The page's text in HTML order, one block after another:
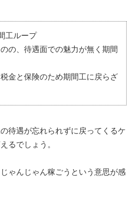
工ループ
の、待遇面での魅力が無く期間
金と保険のため期間工に戻らざ
待遇が忘れられずに戻ってくるケ
るでしょう。
ゃんじゃん稼ごうという意思が感